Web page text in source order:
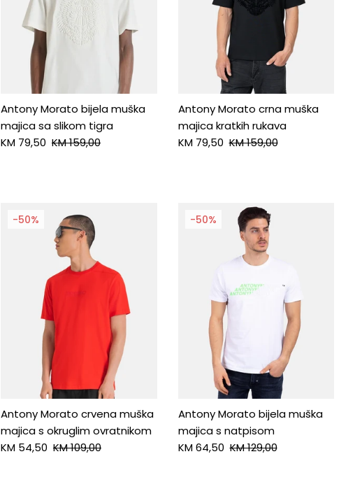
Antony Morato bijela muška
majica sa slikom tigra
KM 79,50 KM 159,00
Antony Morato crna muška
majica kratkih rukava
KM 79,50 KM 159,00
-50%
Antony Morato crvena muška
majica s okruglim ovratnikom
KM 54,50 KM 109,00
-50%
Antony Morato bijela muška
majica s natpisom
KM 64,50 KM 129,00